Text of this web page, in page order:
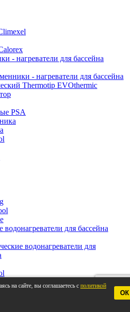
- нагреватели для бассейна
- нагреватели для бассейна
Thermotip EVOthermic
PSA
водонагреватели для бассейна
водонагреватели для
на сайте, вы соглашаетесь с политикой
ОК